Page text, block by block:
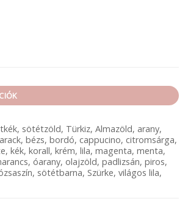
sötétzöld, Türkiz, Almazöld, arany,
bézs, bordó, cappucino, citromsárga,
kék, korall, krém, lila, magenta, menta,
óarany, olajzöld, padlizsán, piros,
sötétbarna, Szürke, világos lila,